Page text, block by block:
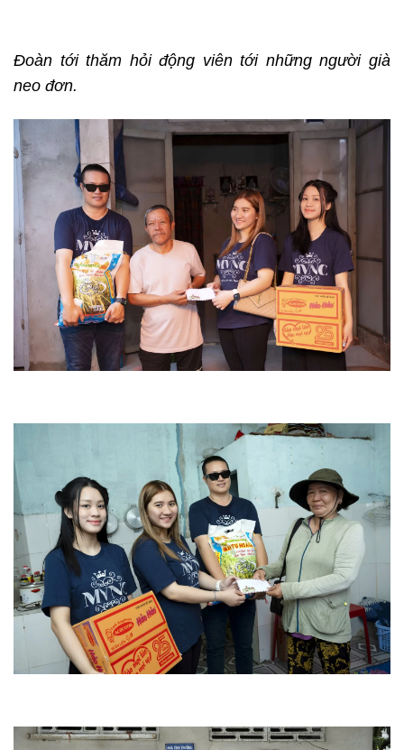
Đoàn tới thăm hỏi động viên tới những người già
neo đơn.